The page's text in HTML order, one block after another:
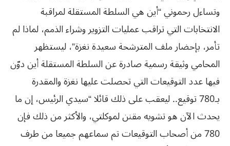
وتساءل رحموني “أين هي السلطة المستقلة لمراقبة
الانتخابات التي تراقب عمليات التزوير وشراء الذمم، لماذا لم
تأمر، بإحضار ملف المترشحة سعيدة نغزة”، ليستظهر
المحامي وثيقة رسمية صادرة عن السلطة المستقلة أين دوّن
فيها عدد التوقيعات التي تحصلت عليها نغزة والمقدرة
بـ780 توقيع.. ليعقب على ذلك قائلا “سيدي الرئيس، إن ما
يحدث الآن هو تشويه مقنن لموكلتي، والأكثر من ذلك فإن
780 من أصحاب التوقيعات تم سماعهم جميعا من طرف